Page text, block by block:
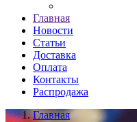
Главная
Новости
Статьи
Доставка
Оплата
Контакты
Распродажа
Главная